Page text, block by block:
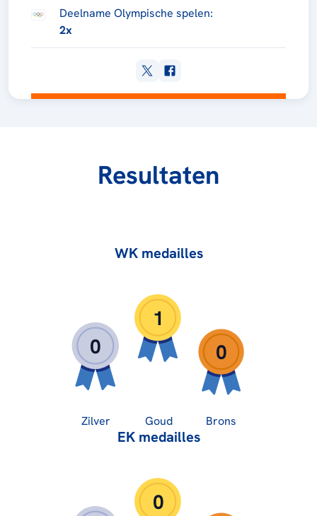
Deelname Olympische spelen:
2x
Resultaten
WK medailles
0
1
0
Zilver Goud Brons
EK medailles
0